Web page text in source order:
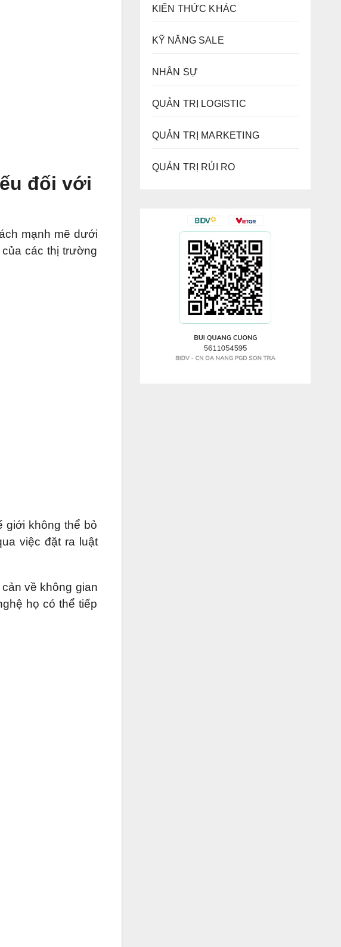
đối với
mạnh mẽ dưới
các thị trường
giới không thể bỏ
việc đặt ra luật
về không gian
họ có thể tiếp
KIẾN THỨC KHÁC
KỸ NĂNG SALE
NHÂN SỰ
QUẢN TRỊ LOGISTIC
QUẢN TRỊ MARKETING
QUẢN TRỊ RỦI RO